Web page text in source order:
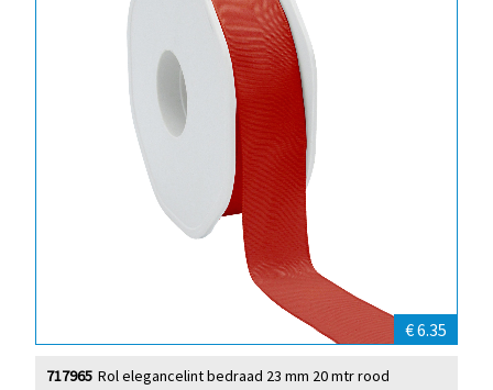
€ 6.35
Rol elegancelint bedraad 23 mm 20 mtr rood
717965